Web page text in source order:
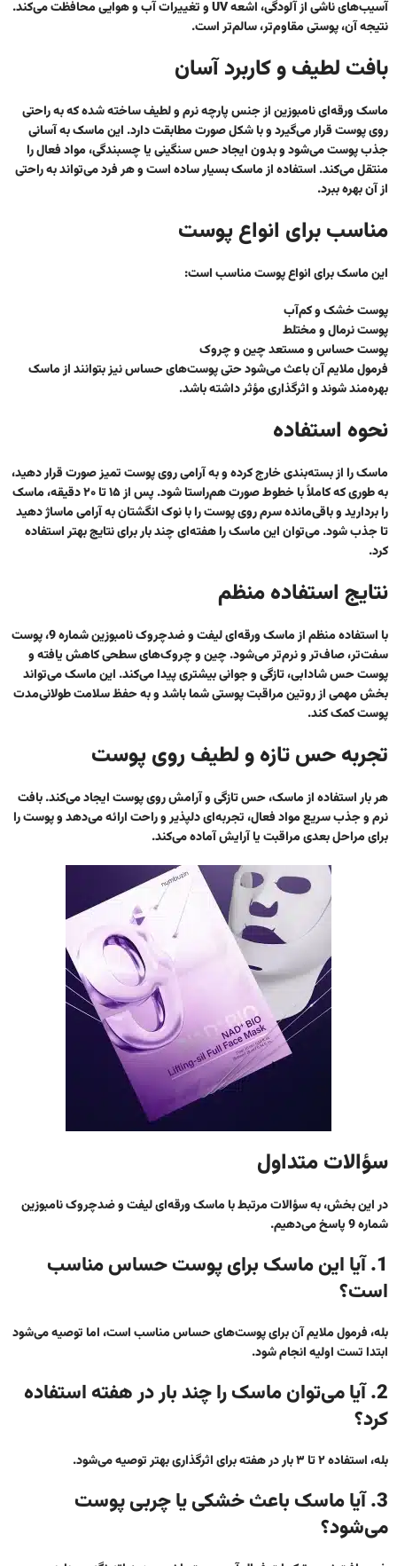
آسیب‌های ناشی از آلودگی، اشعه UV و تغییرات آب و هوایی محافظت می‌کند.
نتیجه آن، پوستی مقاوم‌تر، سالم‌تر است.
بافت لطیف و کاربرد آسان
ماسک ورقه‌ای نامبوزین از جنس پارچه نرم و لطیف ساخته شده که به راحتی
روی پوست قرار می‌گیرد و با شکل صورت مطابقت دارد. این ماسک به‌ آسانی
جذب پوست می‌شود و بدون ایجاد حس سنگینی یا چسبندگی، مواد فعال را
منتقل می‌کند. استفاده از ماسک بسیار ساده است و هر فرد می‌تواند به راحتی
از آن بهره ببرد.
مناسب برای انواع پوست
این ماسک برای انواع پوست مناسب است:
پوست خشک و کم‌آب
پوست نرمال و مختلط
پوست حساس و مستعد چین و چروک
فرمول ملایم آن باعث می‌شود حتی پوست‌های حساس نیز بتوانند از ماسک
بهره‌مند شوند و اثرگذاری مؤثر داشته باشد.
نحوه استفاده
ماسک را از بسته‌بندی خارج کرده و به آرامی روی پوست تمیز صورت قرار دهید،
به‌ طوری که کاملاً با خطوط صورت هم‌راستا شود. پس از ۱۵ تا ۲۰ دقیقه، ماسک
را بردارید و باقی‌مانده سرم روی پوست را با نوک انگشتان به‌ آرامی ماساژ دهید
تا جذب شود. می‌توان این ماسک را هفته‌ای چند بار برای نتایج بهتر استفاده
کرد.
نتایج استفاده منظم
با استفاده منظم از ماسک ورقه‌ای لیفت و ضدچروک نامبوزین شماره 9، پوست
سفت‌تر، صاف‌تر و نرم‌تر می‌شود. چین و چروک‌های سطحی کاهش یافته و
پوست حس شادابی، تازگی و جوانی بیشتری پیدا می‌کند. این ماسک می‌تواند
بخش مهمی از روتین مراقبت پوستی شما باشد و به حفظ سلامت طولانی‌مدت
پوست کمک کند.
تجربه حس تازه و لطیف روی پوست
هر بار استفاده از ماسک، حس تازگی و آرامش روی پوست ایجاد می‌کند. بافت
نرم و جذب سریع مواد فعال، تجربه‌ای دلپذیر و راحت ارائه می‌دهد و پوست را
برای مراحل بعدی مراقبت یا آرایش آماده می‌کند.
سؤالات متداول
در این بخش، به سؤالات مرتبط با ماسک ورقه‌ای لیفت و ضدچروک نامبوزین
شماره 9 پاسخ می‌دهیم.
1. آیا این ماسک برای پوست حساس مناسب
است؟
بله، فرمول ملایم آن برای پوست‌های حساس مناسب است، اما توصیه می‌شود
ابتدا تست اولیه انجام شود.
2. آیا می‌توان ماسک را چند بار در هفته استفاده
کرد؟
بله، استفاده ۲ تا ۳ بار در هفته برای اثرگذاری بهتر توصیه می‌شود.
3. آیا ماسک باعث خشکی یا چربی پوست
می‌شود؟